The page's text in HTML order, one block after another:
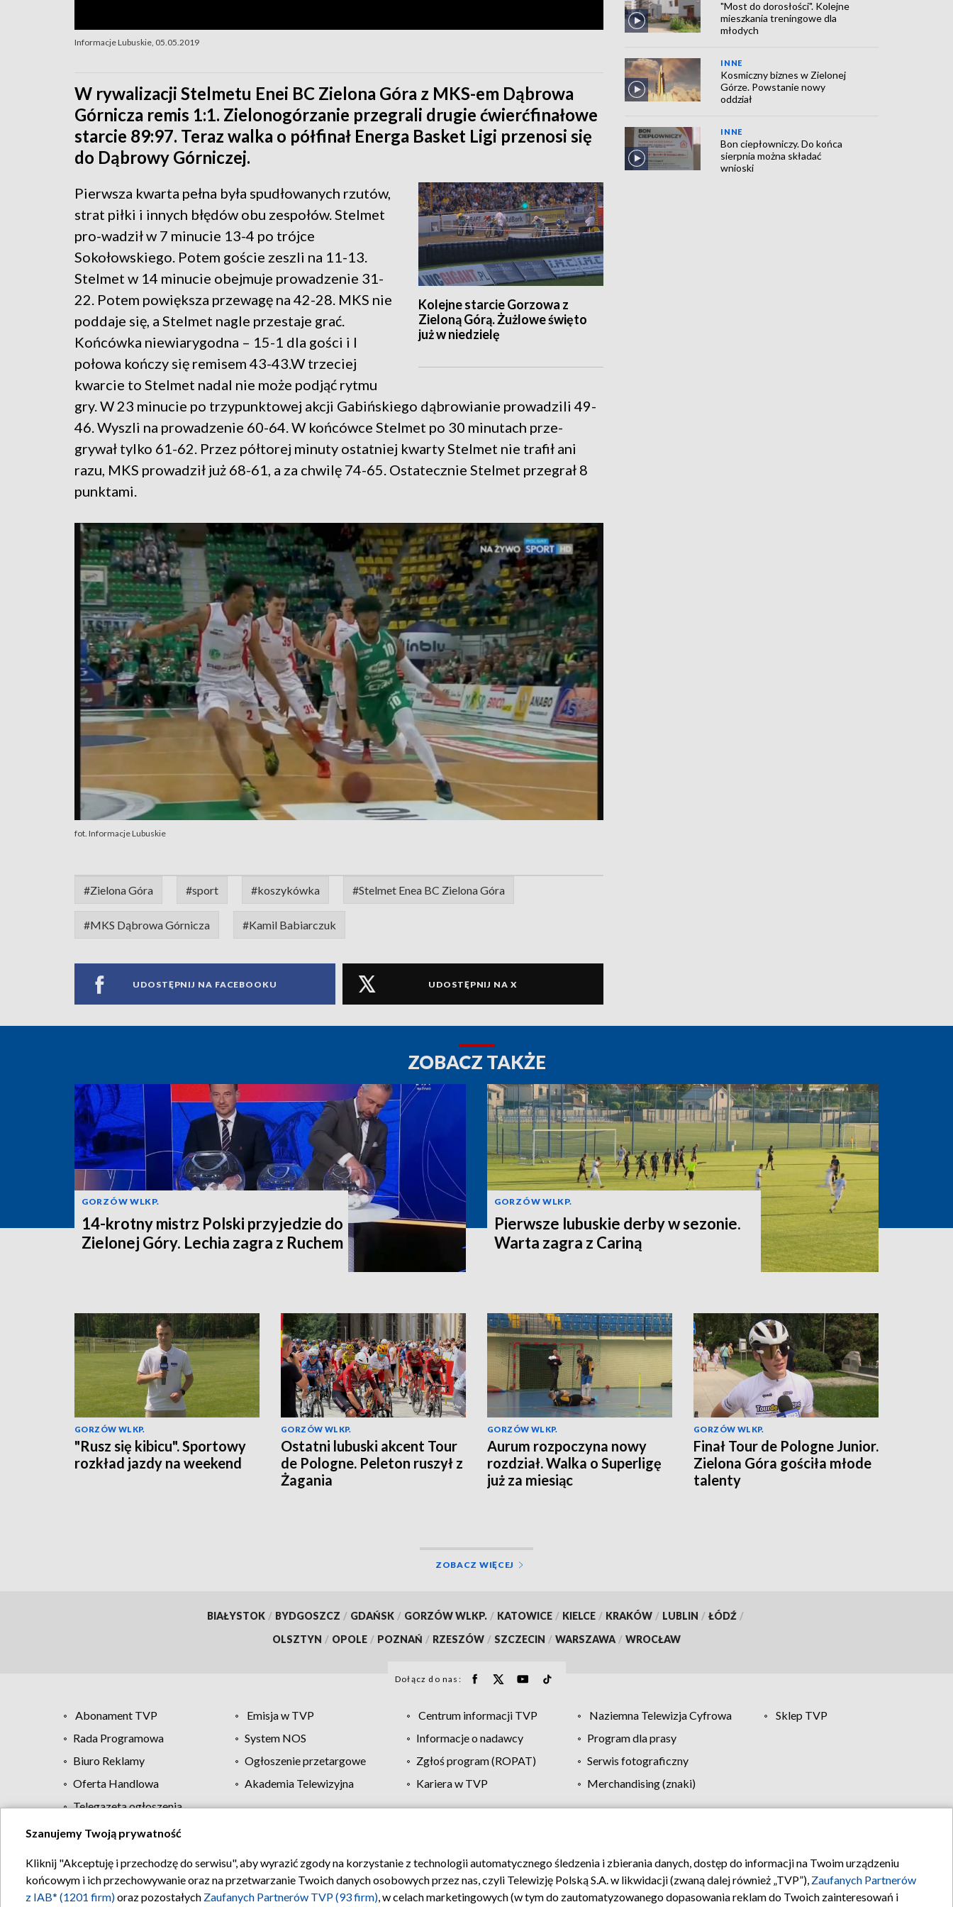
Informacje Lubuskie, 05.05.2019
W rywalizacji Stelmetu Enei BC Zielona Góra z MKS-em Dąbrowa
Górnicza remis 1:1. Zielonogórzanie przegrali drugie ćwierćfinałowe
starcie 89:97. Teraz walka o półfinał Energa Basket Ligi przenosi się
do Dąbrowy Górniczej.
Kolejne starcie Gorzowa z
Zieloną Górą. Żużlowe święto
już w niedzielę
Pierwsza kwarta pełna była spudłowanych rzutów,
strat piłki i innych błędów obu zespołów. Stelmet
pro-wadził w 7 minucie 13-4 po trójce
Sokołowskiego. Potem goście zeszli na 11-13.
Stelmet w 14 minucie obejmuje prowadzenie 31-
22. Potem powiększa przewagę na 42-28. MKS nie
poddaje się, a Stelmet nagle przestaje grać.
Końcówka niewiarygodna – 15-1 dla gości i I
połowa kończy się remisem 43-43.W trzeciej
kwarcie to Stelmet nadal nie może podjąć rytmu
gry. W 23 minucie po trzypunktowej akcji Gabińskiego dąbrowianie prowadzili 49-
46. Wyszli na prowadzenie 60-64. W końcówce Stelmet po 30 minutach prze-
grywał tylko 61-62. Przez półtorej minuty ostatniej kwarty Stelmet nie trafił ani
razu, MKS prowadził już 68-61, a za chwilę 74-65. Ostatecznie Stelmet przegrał 8
punktami.
fot. Informacje Lubuskie
#Zielona Góra #sport #koszykówka #Stelmet Enea BC Zielona Góra
#MKS Dąbrowa Górnicza #Kamil Babiarczuk
UDOSTĘPNIJ NA FACEBOOKU UDOSTĘPNIJ NA X
"Most do dorosłości". Kolejne
mieszkania treningowe dla
młodych
INNE
Kosmiczny biznes w Zielonej
Górze. Powstanie nowy
oddział
INNE
Bon ciepłowniczy. Do końca
sierpnia można składać
wnioski
ZOBACZ TAKŻE
GORZÓW WLKP.
14-krotny mistrz Polski przyjedzie do
Zielonej Góry. Lechia zagra z Ruchem
GORZÓW WLKP.
Pierwsze lubuskie derby w sezonie.
Warta zagra z Cariną
GORZÓW WLKP.
"Rusz się kibicu". Sportowy
rozkład jazdy na weekend
GORZÓW WLKP.
Ostatni lubuski akcent Tour
de Pologne. Peleton ruszył z
Żagania
GORZÓW WLKP.
Aurum rozpoczyna nowy
rozdział. Walka o Superligę
już za miesiąc
GORZÓW WLKP.
Finał Tour de Pologne Junior.
Zielona Góra gościła młode
talenty
ZOBACZ WIĘCEJ
BIAŁYSTOK / BYDGOSZCZ / GDAŃSK / GORZÓW WLKP. / KATOWICE / KIELCE / KRAKÓW / LUBLIN / ŁÓDŹ /
OLSZTYN / OPOLE / POZNAŃ / RZESZÓW / SZCZECIN / WARSZAWA / WROCŁAW
Dołącz do nas:
Abonament TVP Emisja w TVP Centrum informacji TVP Naziemna Telewizja Cyfrowa
Sklep TVP
Rada Programowa
System NOS Informacje o nadawcy
Program dla prasy
Biuro Reklamy
Ogłoszenie przetargowe Zgłoś program (ROPAT)
Serwis fotograficzny
Oferta Handlowa
Akademia Telewizyjna Kariera w TVP
Merchandising (znaki)
Telegazeta ogłoszenia
Regulamin TVP Polityka prywatności Moje zgody Pomoc Biuro reklamy Kontakt
Szanujemy Twoją prywatność
Kliknij "Akceptuję i przechodzę do serwisu", aby wyrazić zgody na korzystanie z technologii automatycznego śledzenia i zbierania danych, dostęp do informacji na Twoim urządzeniu
końcowym i ich przechowywanie oraz na przetwarzanie Twoich danych osobowych przez nas, czyli Telewizję Polską S.A. w likwidacji (zwaną dalej również „TVP”), Zaufanych Partnerów
z IAB* (1201 firm)oraz pozostałych Zaufanych Partnerów TVP (93 firm), w celach marketingowych (w tym do zautomatyzowanego dopasowania reklam do Twoich zainteresowań i